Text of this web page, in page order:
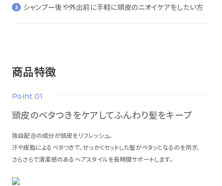
シャンプー後や外出前に手軽に頭皮のニオイケアをしたい方
商品特徴
point 01
頭皮のベタつきをケアしてふんわり髪をキープ
独自配合の成分が頭皮をリフレッシュ。
汗や皮脂によるベタつきで、せっかくセットした髪がペタッとなるのを防ぎ、
さらさらで清潔感のあるヘアスタイルを長時間サポートします。